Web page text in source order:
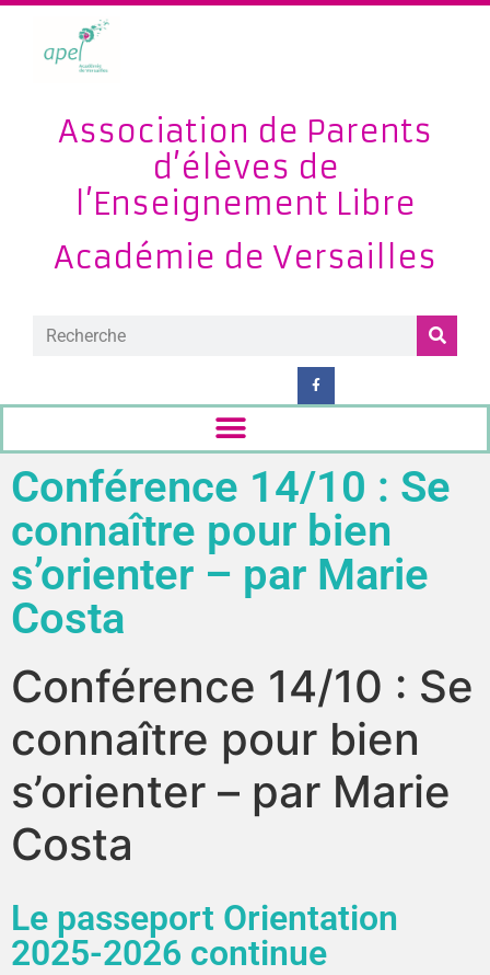
Association de Parents
d’élèves de
l’Enseignement Libre
Académie de Versailles
Conférence 14/10 : Se
connaître pour bien
s’orienter – par Marie
Costa
Conférence 14/10 : Se
connaître pour bien
s’orienter – par Marie
Costa
Le passeport Orientation
2025-2026 continue